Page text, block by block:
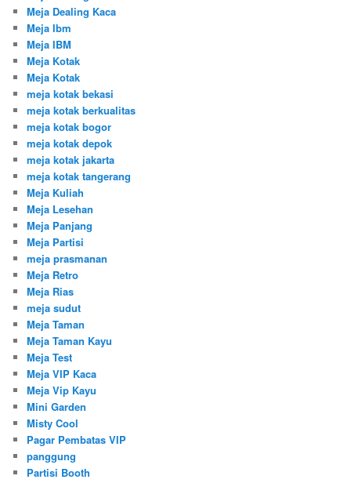
Meja Dealing Kaca
Meja Ibm
Meja IBM
Meja Kotak
Meja Kotak
meja kotak bekasi
meja kotak berkualitas
meja kotak bogor
meja kotak depok
meja kotak jakarta
meja kotak tangerang
Meja Kuliah
Meja Lesehan
Meja Panjang
Meja Partisi
meja prasmanan
Meja Retro
Meja Rias
meja sudut
Meja Taman
Meja Taman Kayu
Meja Test
Meja VIP Kaca
Meja Vip Kayu
Mini Garden
Misty Cool
Pagar Pembatas VIP
panggung
Partisi Booth